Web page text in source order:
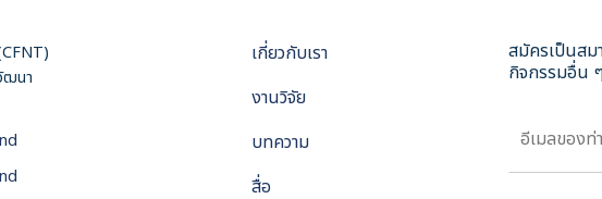
ฒนา
เกี่ยวกับเรา
งานวิจัย
บทความ
สื่อ
สมัครเป็นสม
กิจกรรมอื่น